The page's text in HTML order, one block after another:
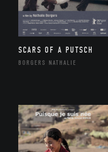
SCARS OF A PUTSCH
BORGERS NATHALIE